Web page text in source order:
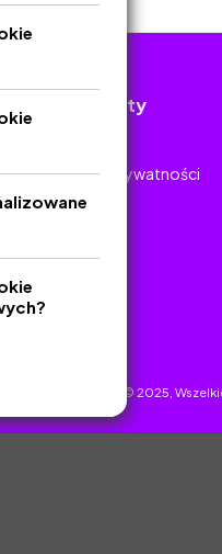
Dokumenty
Polityka Prywatności
ZlotyNauczyciel.pl © 2025,